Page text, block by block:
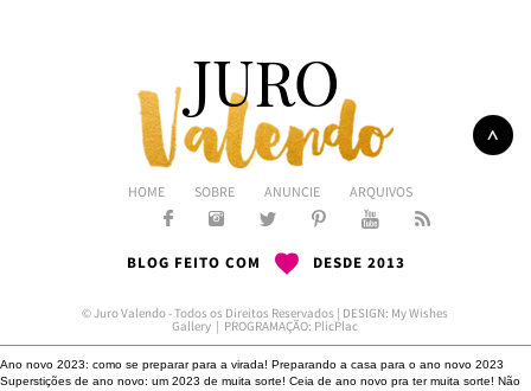
HOME SOBRE ANUNCIE ARQUIVOS
BLOG FEITO COM DESDE 2013
© Juro Valendo - Todos os Direitos Reservados | DESIGN: My Wishes
Gallery | PROGRAMAÇÃO: PlicPlac
Ano novo 2023: como se preparar para a virada! Preparando a casa para o ano novo 2023
Superstições de ano novo: um 2023 de muita sorte! Ceia de ano novo pra ter muita sorte! Não